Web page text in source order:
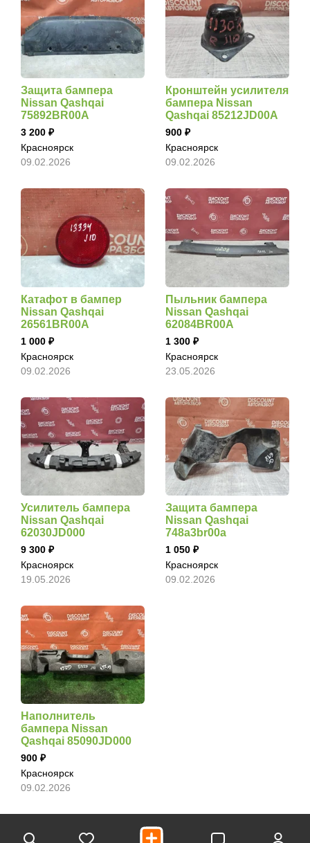
Защита бампера
Nissan Qashqai
75892BR00A
3 200
Красноярск
09.02.2026
Кронштейн усилителя
бампера Nissan
Qashqai 85212JD00A
900
Красноярск
09.02.2026
Катафот в бампер
Nissan Qashqai
26561BR00A
1 000
Красноярск
09.02.2026
Пыльник бампера
Nissan Qashqai
62084BR00A
1 300
Красноярск
23.05.2026
Усилитель бампера
Nissan Qashqai
62030JD000
9 300
Красноярск
19.05.2026
Защита бампера
Nissan Qashqai
748a3br00a
1 050
Красноярск
09.02.2026
Наполнитель
бампера Nissan
Qashqai 85090JD000
900
Красноярск
09.02.2026